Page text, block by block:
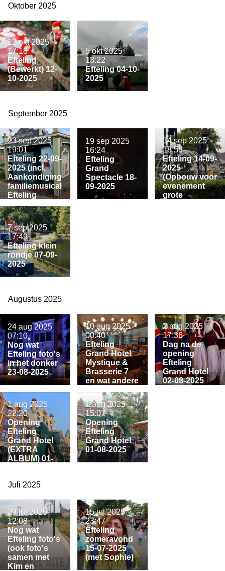
Oktober 2025
Efteling
(Bewerkt) 12-
10-2025
12 okt 2025
17:18
Efteling 04-10-
2025
5 okt 2025
13:22
September 2025
Efteling 22-09-
2025 (incl.
Aankondiging
familiemusical
Efteling
en de Draak)
23 sep 2025
19:01
Efteling
Grand
Spectacle 18-
09-2025
19 sep 2025
16:24
Efteling 14-09-
2025
(Opbouw voor
evenement
grote
14 sep 2025
18:58
Efteling klein
rondje 07-09-
2025
7 sep 2025
17:49
Augustus 2025
Nog wat
Efteling foto's
in het donker
23-08-2025
24 aug 2025
07:10
Efteling
Grand Hotel
Mystique &
Brasserie 7
en wat andere
2025
10 aug 2025
00:40
Dag na de
opening
Efteling
Grand Hotel
02-08-2025
2 aug 2025
17:36
Opening
Efteling
Grand Hotel
(EXTRA
ALBUM) 01-
1 aug 2025
22:20
Opening
Efteling
Grand Hotel
01-08-2025
1 aug 2025
15:07
Juli 2025
Nog wat
Efteling foto's
(ook foto's
samen met
Kim en
29 jul 2025
12:08
Efteling
zomeravond
15-07-2025
(met Sophie)
15 jul 2025
23:47